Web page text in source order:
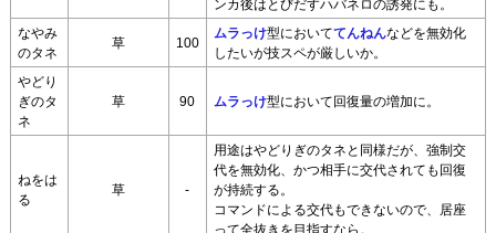
ンカ後はとびだすハバネロの誘発にも。
なやみ
のタネ
草 100
ムラっけ型においててんねんなどを無効化
したいが技スペが厳しいか。
やどり
ぎのタ
ネ
草 90 ムラっけ型において回復量の増加に。
ねをは
る
草 -
用途はやどりぎのタネと同様だが、強制交
代を無効化、かつ相手に交代されても回復
が持続する。
コマンドによる交代もできないので、居座
って全抜きを目指すなら。